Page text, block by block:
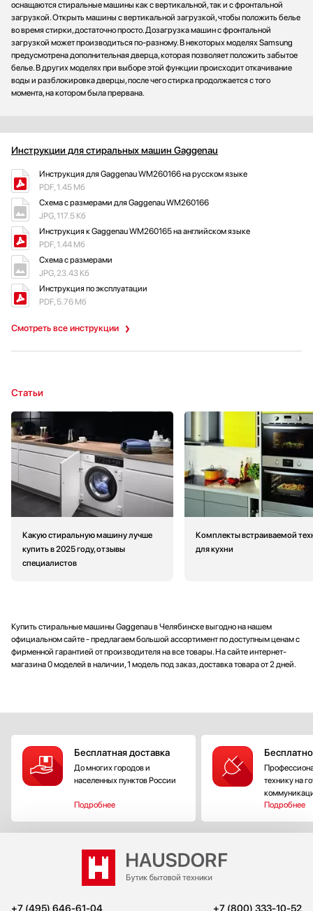
оснащаются стиральные машины как с вертикальной, так и с фронтальной
загрузкой. Открыть машины с вертикальной загрузкой, чтобы положить белье
во время стирки, достаточно просто. Дозагрузка машин с фронтальной
загрузкой может производиться по-разному. В некоторых моделях Samsung
предусмотрена дополнительная дверца, которая позволяет положить забытое
белье. В других моделях при выборе этой функции происходит откачивание
воды и разблокировка дверцы, после чего стирка продолжается с того
момента, на котором была прервана.
Инструкции для стиральных машин Gaggenau
Смотреть все инструкции
Инструкция для Gaggenau WM260166 на русском языке
PDF, 1.45 Мб
Схема с размерами для Gaggenau WM260166
JPG, 117.5 Кб
Инструкция к Gaggenau WM260165 на английском языке
PDF, 1.44 Мб
Схема с размерами
JPG, 23.43 Кб
Инструкция по эксплуатации
PDF, 5.76 Мб
Статьи
Какую стиральную машину лучше
купить в 2025 году, отзывы
специалистов
Комплекты встраиваемой
для кухни
Купить стиральные машины Gaggenau в Челябинске выгодно на нашем
официальном сайте - предлагаем большой ассортимент по доступным ценам с
фирменной гарантией от производителя на все товары. На сайте интернет-
магазина 0 моделей в наличии, 1 модель под заказ, доставка товара от 2 дней.
Бесплатная доставка
До многих городов и
населенных пунктов России
Подробнее
технику на
Подробнее
+7 (495) 646-61-04 +7 (800) 333-10-52